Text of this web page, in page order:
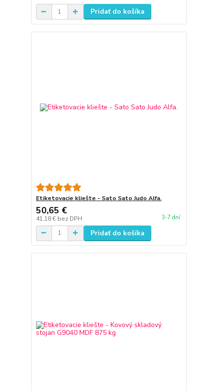
Pridať do košíka
Etiketovacie kliešte - Sato Sato Judo Alfa.
50,65 €
41,18 € bez DPH 3-7 dní
Pridať do košíka